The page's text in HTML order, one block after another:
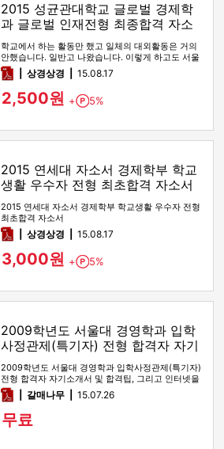
2015 성균관대학교 글로벌 경제학
과 글로벌 인재전형 최종합격 자소
서
학교에서 하는 활동만 했고 일체의 대외활동은 거의
안했습니다. 일반고 나왔습니다. 이렇게 하고도 서울
대 1차, 연세대 경제,…
pdf상경상경 15.08.17
2,500원 + Point
5%
2015 연세대 자소서 경제학부 학교
생활 우수자 전형 최초합격 자소서
2015 연세대 자소서 경제학부 학교생활 우수자 전형
최초합격 자소서
pdf상경상경 15.08.17
3,000원 + Point
5%
2009학년도 서울대 경영학과 입학
사정관제(특기자) 전형 합격자 자기
소개서 및 합격팁
2009학년도 서울대 경영학과 입학사정관제(특기자)
전형 합격자 자기소개서 및 합격팁, 그리고 인터넷을
통해 받을 질문들을 …
pdf갈매나무 15.07.26
무료